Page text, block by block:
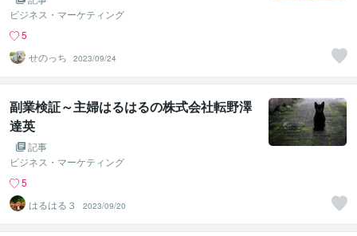
ビジネス・マーケティング
5
せのっち
2023/09/24
副業検証～主婦はるはるの株式会社転野澤
達英
記事
ビジネス・マーケティング
5
はるはる３
2023/09/20